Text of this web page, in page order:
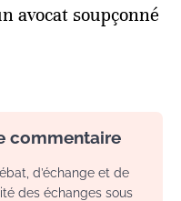
avocat soupçonné
commentaire
d’échange et de
des échanges sous